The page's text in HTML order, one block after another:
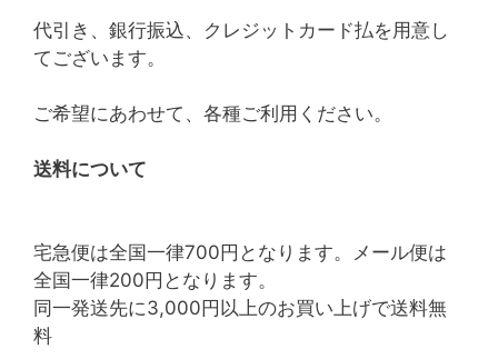
代引き、銀行振込、クレジットカード払を用意し
てございます。
ご希望にあわせて、各種ご利用ください。
送料について
宅急便は全国一律700円となります。メール便は
全国一律200円となります。
同一発送先に3,000円以上のお買い上げで送料無
料